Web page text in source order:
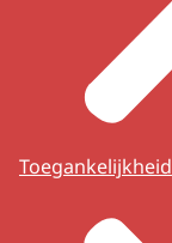
Toegankelijkheid